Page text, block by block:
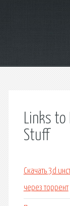
Links
Stuff
Скачать 3d
через торрент